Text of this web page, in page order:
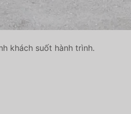
khách suốt hành trình.